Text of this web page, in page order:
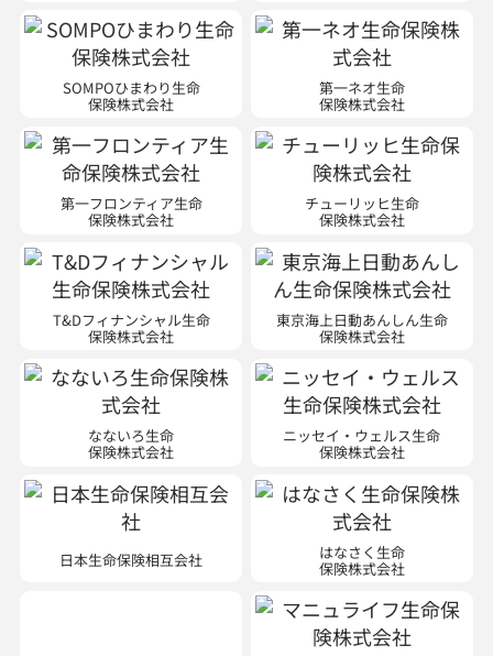
SOMPOひまわり生命
保険株式会社
第一ネオ生命
保険株式会社
第一フロンティア生命
保険株式会社
チューリッヒ生命
保険株式会社
T&Dフィナンシャル生命
保険株式会社
東京海上日動あんしん生命
保険株式会社
なないろ生命
保険株式会社
ニッセイ・ウェルス生命
保険株式会社
日本生命保険相互会社 はなさく生命
保険株式会社